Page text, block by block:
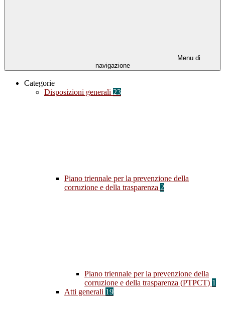
Menu di
navigazione
Categorie
Disposizioni generali 23
Piano triennale per la prevenzione della
corruzione e della trasparenza 2
Piano triennale per la prevenzione della
corruzione e della trasparenza (PTPCT) 1
Atti generali 19